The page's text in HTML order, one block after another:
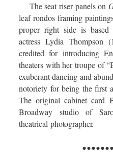
The seat riser panels on
leaf rondos framing
proper right side is
actress Lydia Thompson
credited for introducing
theaters with her troupe of
exuberant dancing and
notoriety for being the first
The original cabinet card
Broadway studio of
theatrical photographer.